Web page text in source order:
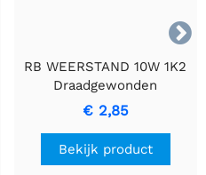

RB WEERSTAND 10W 1K2
Draadgewonden
Cementweerstand met
Keramische Behuizing
€ 2,85
Bekijk product